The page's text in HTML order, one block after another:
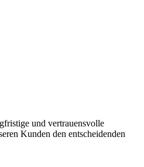
und vertrauensvolle
Kunden den entscheidenden